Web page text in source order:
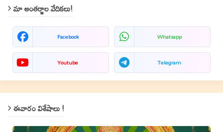
మా అంతర్జాల వేదికలు!
Facebook Whatsapp
Youtube Telegram
ఈవారం విశేషాలు !